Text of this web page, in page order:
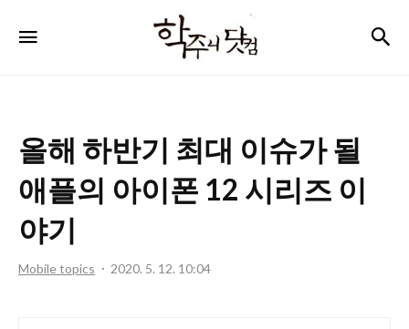
주
컴
올해 하반기 최대 이슈가 될
애플의 아이폰 12 시리즈 이
야기
Mobile topics 2020. 5. 12. 10:04